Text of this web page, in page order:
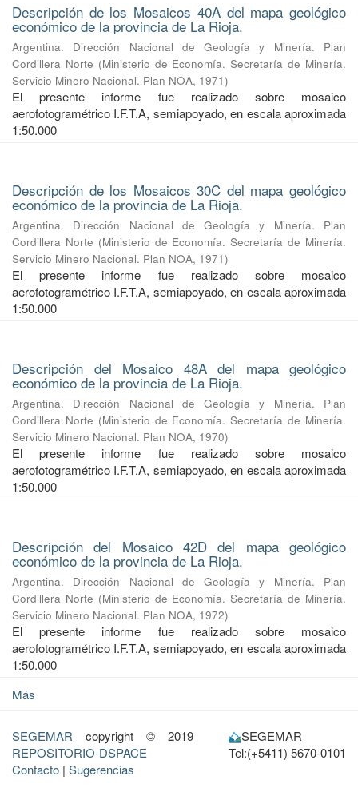
Descripción de los Mosaicos 40A del mapa geológico
económico de la provincia de La Rioja.
Argentina. Dirección Nacional de Geología y Minería. Plan
Cordillera Norte (Ministerio de Economía. Secretaría de Minería.
Servicio Minero Nacional. Plan NOA, 1971)
El presente informe fue realizado sobre mosaico
aerofotogramétrico I.F.T.A, semiapoyado, en escala aproximada
1:50.000
Descripción de los Mosaicos 30C del mapa geológico
económico de la provincia de La Rioja.
Argentina. Dirección Nacional de Geología y Minería. Plan
Cordillera Norte (Ministerio de Economía. Secretaría de Minería.
Servicio Minero Nacional. Plan NOA, 1971)
El presente informe fue realizado sobre mosaico
aerofotogramétrico I.F.T.A, semiapoyado, en escala aproximada
1:50.000
Descripción del Mosaico 48A del mapa geológico
económico de la provincia de La Rioja.
Argentina. Dirección Nacional de Geología y Minería. Plan
Cordillera Norte (Ministerio de Economía. Secretaría de Minería.
Servicio Minero Nacional. Plan NOA, 1970)
El presente informe fue realizado sobre mosaico
aerofotogramétrico I.F.T.A, semiapoyado, en escala aproximada
1:50.000
Descripción del Mosaico 42D del mapa geológico
económico de la provincia de La Rioja.
Argentina. Dirección Nacional de Geología y Minería. Plan
Cordillera Norte (Ministerio de Economía. Secretaría de Minería.
Servicio Minero Nacional. Plan NOA, 1972)
El presente informe fue realizado sobre mosaico
aerofotogramétrico I.F.T.A, semiapoyado, en escala aproximada
1:50.000
Más
SEGEMAR copyright © 2019
REPOSITORIO-DSPACE
Contacto | Sugerencias
SEGEMAR
Tel:(+5411) 5670-0101